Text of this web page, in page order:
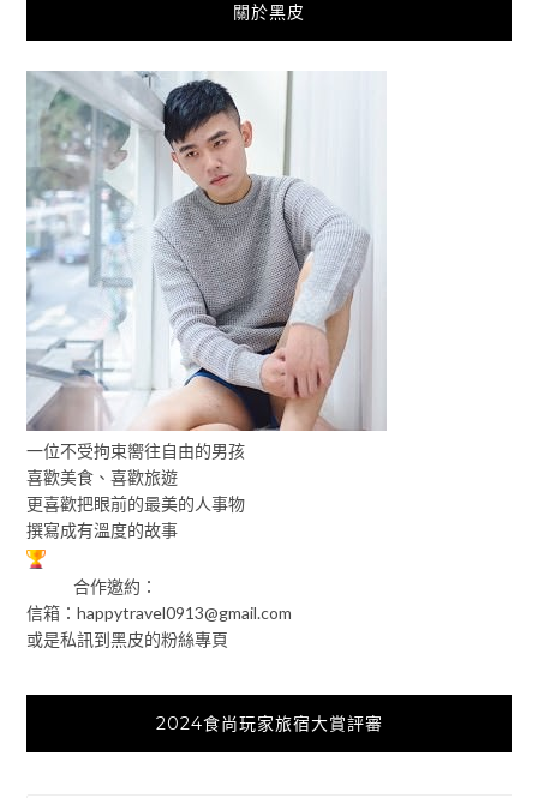
關於黑皮
一位不受拘束嚮往自由的男孩
喜歡美食、喜歡旅遊
更喜歡把眼前的最美的人事物
撰寫成有溫度的故事
合作邀約：
信箱：happytravel0913@gmail.com
或是私訊到黑皮的粉絲專頁
2024食尚玩家旅宿大賞評審